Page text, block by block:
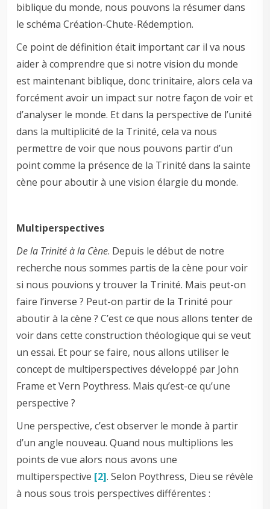
biblique du monde, nous pouvons la résumer dans
le schéma Création-Chute-Rédemption.
Ce point de définition était important car il va nous
aider à comprendre que si notre vision du monde
est maintenant biblique, donc trinitaire, alors cela va
forcément avoir un impact sur notre façon de voir et
d’analyser le monde. Et dans la perspective de l’unité
dans la multiplicité de la Trinité, cela va nous
permettre de voir que nous pouvons partir d’un
point comme la présence de la Trinité dans la sainte
cène pour aboutir à une vision élargie du monde.
Multiperspectives
De la Trinité à la Cène. Depuis le début de notre
recherche nous sommes partis de la cène pour voir
si nous pouvions y trouver la Trinité. Mais peut-on
faire l’inverse ? Peut-on partir de la Trinité pour
aboutir à la cène ? C’est ce que nous allons tenter de
voir dans cette construction théologique qui se veut
un essai. Et pour se faire, nous allons utiliser le
concept de multiperspectives développé par John
Frame et Vern Poythress. Mais qu’est-ce qu’une
perspective ?
Une perspective, c’est observer le monde à partir
d’un angle nouveau. Quand nous multiplions les
points de vue alors nous avons une
multiperspective [2]. Selon Poythress, Dieu se révèle
à nous sous trois perspectives différentes :